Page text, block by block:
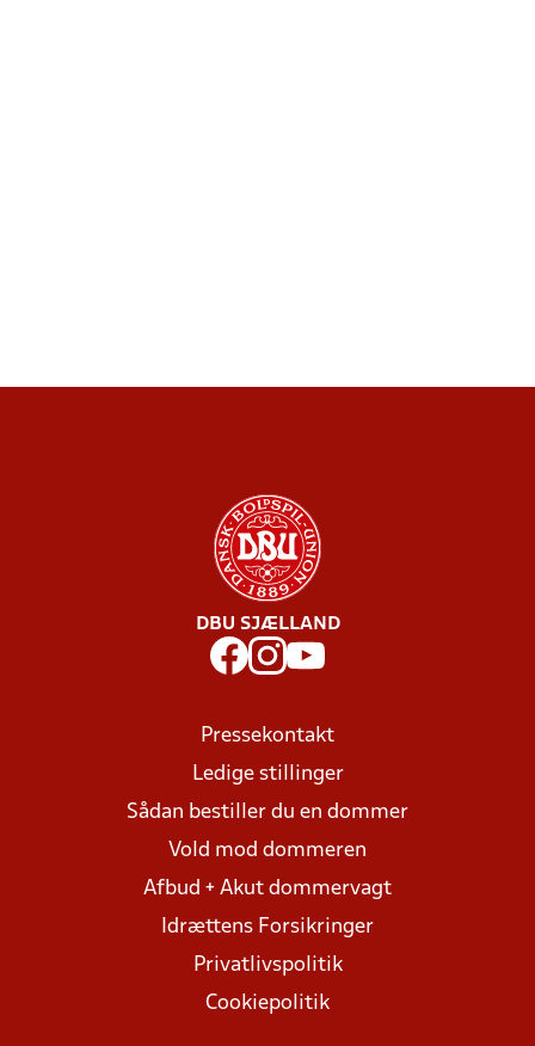
DBU SJÆLLAND
Pressekontakt
Ledige stillinger
Sådan bestiller du en dommer
Vold mod dommeren
Afbud + Akut dommervagt
Idrættens Forsikringer
Privatlivspolitik
Cookiepolitik